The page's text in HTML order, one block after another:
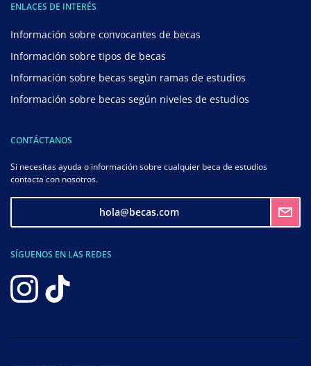
ENLACES DE INTERÉS
Información sobre convocantes de becas
Información sobre tipos de becas
Información sobre becas según ramas de estudios
Información sobre becas según niveles de estudios
CONTÁCTANOS
Si necesitas ayuda o información sobre cualquier beca de estudios
contacta con nosotros.
hola@becas.com
SÍGUENOS EN LAS REDES